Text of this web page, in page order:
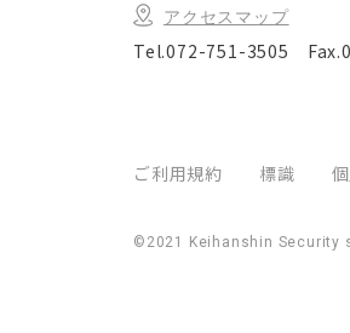
アクセスマップ
Tel.072-751-3505
ご利用規約 標識
©2021 Keihanshin Security